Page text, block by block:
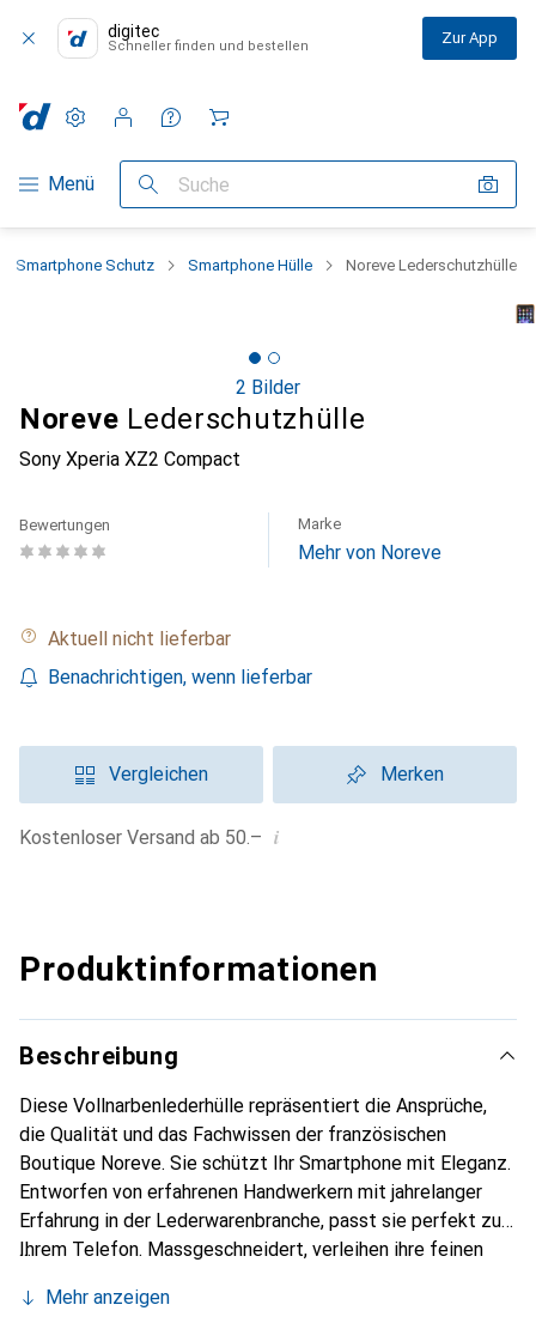
digitec
Schneller finden und bestellen Zur App
Navigation nach Kategorien
Menü Suche
Einstellungen
Kundenkonto
Vergleichslisten
Merklisten
Warenkorb
Smartphone Schutz Smartphone Hülle Noreve Lederschutzhülle
2 Bilder
Noreve Lederschutzhülle
Sony Xperia XZ2 Compact
Bewertungen Marke
Mehr von Noreve
Aktuell nicht lieferbar
Benachrichtigen, wenn lieferbar
Vergleichen Merken
Kostenloser Versand ab 50.– i
Produktinformationen
Beschreibung
Diese Vollnarbenlederhülle repräsentiert die Ansprüche,
die Qualität und das Fachwissen der französischen
Boutique Noreve. Sie schützt Ihr Smartphone mit Eleganz.
Entworfen von erfahrenen Handwerkern mit jahrelanger
Erfahrung in der Lederwarenbranche, passt sie perfekt zu
Ihrem Telefon. Massgeschneidert, verleihen ihre feinen
und unverzichtbaren Accessoire für Ihr Smartphone. Die
Mehr anzeigen